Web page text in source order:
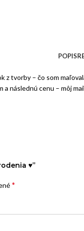
POPIS
tvorby – čo som
následnú cenu – môj
♥”
*